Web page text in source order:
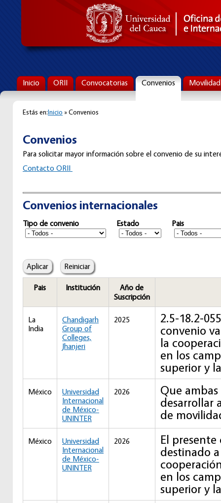
Inicio ORII Convocatorias Convenios Movilidad
Estás en:Inicio » Convenios
Convenios
Para solicitar mayor información sobre el convenio de su
Contacto ORII
Convenios internacionales
Tipo de convenio Estado Pais
Pais Institución
Año de
Suscripción
La
India
Chandigarh
Group of
Colleges,
Jhanjeri
2025
2.5-18.2-
convenio
la
en los
superior y
México
Universidad
Internacional
de México-
UNINTER
2026
Que
desarrollar
de
México
Universidad
Internacional
de México-
UNINTER
2026
El
destinado
en los
superior y